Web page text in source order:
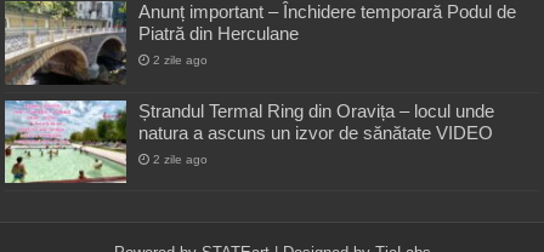
Anunț important – Închidere temporară Podul de
Piatră din Herculane
2 zile ago
Ștrandul Termal Ring din Oravița – locul unde
natura a ascuns un izvor de sănătate VIDEO
2 zile ago